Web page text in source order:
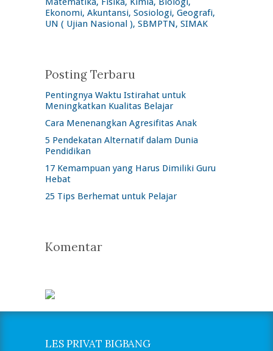
Ekonomi, Akuntansi, Sosiologi, Geografi,
UN ( Ujian Nasional ), SBMPTN, SIMAK
Posting Terbaru
Pentingnya Waktu Istirahat untuk
Meningkatkan Kualitas Belajar
Cara Menenangkan Agresifitas Anak
5 Pendekatan Alternatif dalam Dunia
Pendidikan
17 Kemampuan yang Harus Dimiliki Guru
Hebat
25 Tips Berhemat untuk Pelajar
Komentar
LES PRIVAT BIGBANG